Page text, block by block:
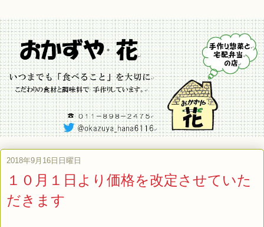
2018年9月16日日曜日
１０月１日より価格を改定させていた
だきます